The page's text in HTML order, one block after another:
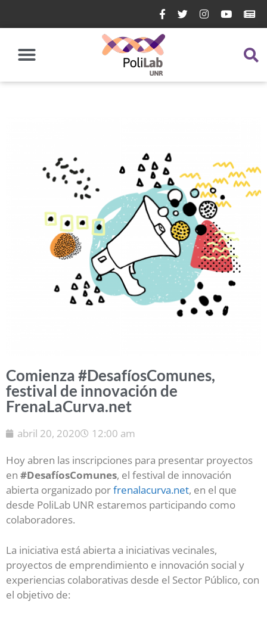
Comienza #DesafíosComunes,
festival de innovación de
FrenaLaCurva.net
abril 20, 2020
12:00 am
Hoy abren las inscripciones para presentar proyectos
en #DesafíosComunes, el festival de innovación
abierta organizado porfrenalacurva.net, en el que
desde PoliLab UNR estaremos participando como
colaboradores.
La iniciativa está abierta a iniciativas vecinales,
proyectos de emprendimiento e innovación social y
experiencias colaborativas desde el Sector Público, con
el objetivo de: